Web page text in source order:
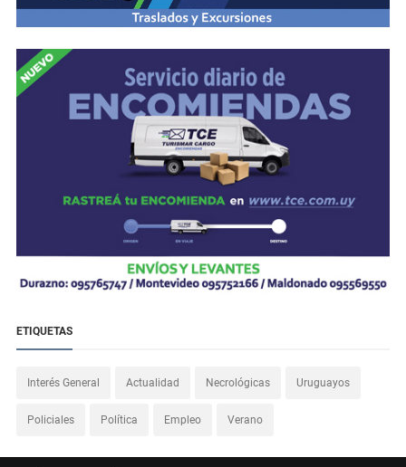
ETIQUETAS
Interés General Actualidad Necrológicas Uruguayos
Policiales Política Empleo Verano